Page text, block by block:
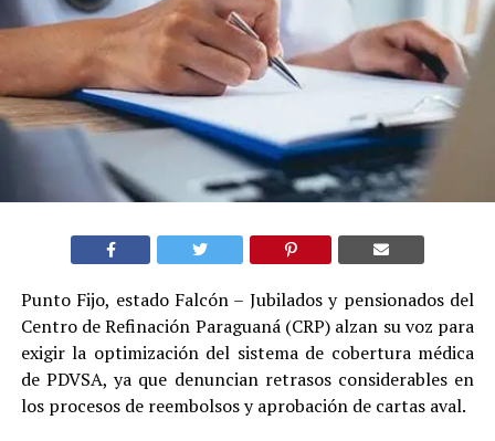
Punto Fijo, estado Falcón – Jubilados y pensionados del
Centro de Refinación Paraguaná (CRP) alzan su voz para
exigir la optimización del sistema de cobertura médica
de PDVSA, ya que denuncian retrasos considerables en
los procesos de reembolsos y aprobación de cartas aval.